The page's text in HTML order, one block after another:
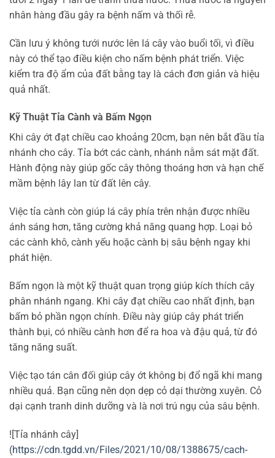
nhân hàng đầu gây ra bệnh nấm và thối rễ.
Cần lưu ý không tưới nước lên lá cây vào buổi tối, vì điều
này có thể tạo điều kiện cho nấm bệnh phát triển. Việc
kiểm tra độ ẩm của đất bằng tay là cách đơn giản và hiệu
quả nhất.
Kỹ Thuật Tỉa Cành và Bấm Ngọn
Khi cây ớt đạt chiều cao khoảng 20cm, bạn nên bắt đầu tỉa
nhánh cho cây. Tỉa bớt các cành, nhánh nằm sát mặt đất.
Hành động này giúp gốc cây thông thoáng hơn và hạn chế
mầm bệnh lây lan từ đất lên cây.
Việc tỉa cành còn giúp lá cây phía trên nhận được nhiều
ánh sáng hơn, tăng cường khả năng quang hợp. Loại bỏ
các cành khô, cành yếu hoặc cành bị sâu bệnh ngay khi
phát hiện.
Bấm ngọn là một kỹ thuật quan trọng giúp kích thích cây
phân nhánh ngang. Khi cây đạt chiều cao nhất định, bạn
bấm bỏ phần ngọn chính. Điều này giúp cây phát triển
thành bụi, có nhiều cành hơn để ra hoa và đậu quả, từ đó
tăng năng suất.
Việc tạo tán cân đối giúp cây ớt không bị đổ ngã khi mang
nhiều quả. Bạn cũng nên dọn dẹp cỏ dại thường xuyên. Cỏ
dại cạnh tranh dinh dưỡng và là nơi trú ngụ của sâu bệnh.
![Tỉa nhánh cây]
(https://cdn.tgdd.vn/Files/2021/10/08/1388675/cach-